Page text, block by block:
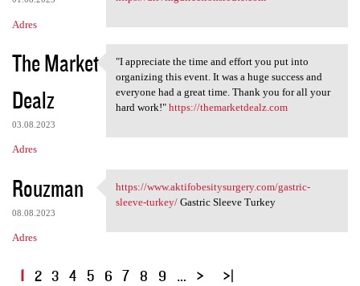
Adres
The Market
Dealz
03.08.2023
Adres
"I appreciate the time and
"I appreciate the time and effort you put into
organizing this event. It was a huge success and
everyone had a great time. Thank you for all your
hard work!" https://themarketdealz.com
Rouzman
08.08.2023
Adres
https://www
https://www.aktifobesitysurgery.com/gastric-
sleeve-turkey/Gastric Sleeve Turkey
S1 2 3 4 5 6 7 8 9 …